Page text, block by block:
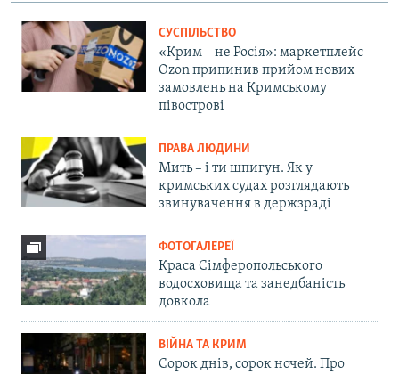
СУСПІЛЬСТВО
«Крим – не Росія»: маркетплейс
Ozon припинив прийом нових
замовлень на Кримському
півострові
ПРАВА ЛЮДИНИ
Мить – і ти шпигун. Як у
кримських судах розглядають
звинувачення в держзраді
ФОТОГАЛЕРЕЇ
Краса Сімферопольського
водосховища та занедбаність
довкола
ВІЙНА ТА КРИМ
Сорок днів, сорок ночей. Про